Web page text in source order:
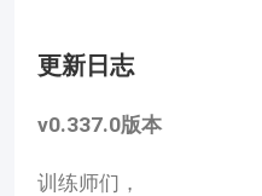
更新日志
v0.337.0版本
训练师们，